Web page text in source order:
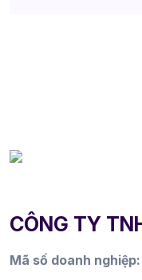
CÔNG TY
Mã số doanh nghiệp: